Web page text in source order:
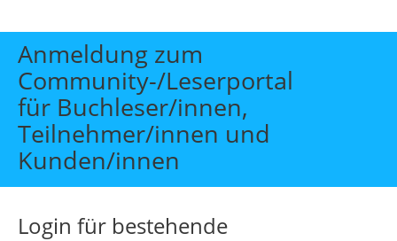
Start
Themen
Beratung
Individuelle Schulungen
Offene Seminare
Über uns
Anmeldung zum
Community-/Leserportal
für Buchleser/innen,
Teilnehmer/innen und
Kunden/innen
Login für bestehende